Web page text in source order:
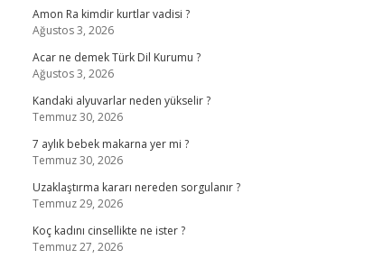
Amon Ra kimdir kurtlar vadisi ?
Ağustos 3, 2026
Acar ne demek Türk Dil Kurumu ?
Ağustos 3, 2026
Kandaki alyuvarlar neden yükselir ?
Temmuz 30, 2026
7 aylık bebek makarna yer mi ?
Temmuz 30, 2026
Uzaklaştırma kararı nereden sorgulanır ?
Temmuz 29, 2026
Koç kadını cinsellikte ne ister ?
Temmuz 27, 2026